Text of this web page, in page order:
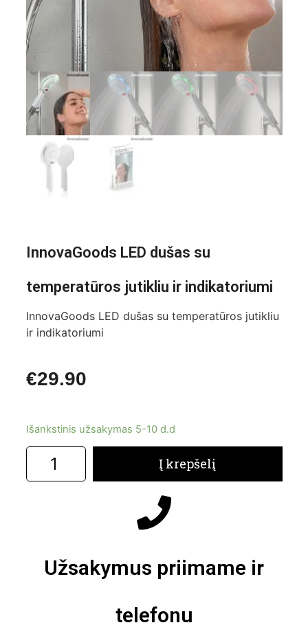
InnovaGoods LED dušas su
temperatūros jutikliu ir indikatoriumi
InnovaGoods LED dušas su temperatūros jutikliu
ir indikatoriumi
€29.90
Išankstinis užsakymas 5-10 d.d
Į krepšelį
Užsakymus priimame ir
telefonu